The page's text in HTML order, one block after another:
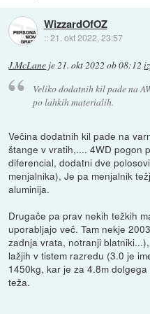
WizzardOfOZ
::21. okt 2022, 23:57
J.McLane je21. okt 2022 ob 08:12
Veliko dodatnih kil pade na
po lahkih materialih.
Večina dodatnih kil pade na
štange v vratih,.... 4WD pogon
diferencial, dodatni dve
menjalnika), Je pa menjalnik
aluminija.
Drugače pa prav nekih težkih
uporabljajo več. Tam nekje
zadnja vrata, notranji
lažjih v tistem razredu (3.0 je
1450kg, kar je za 4.8m
teža.